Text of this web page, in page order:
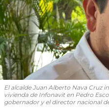
El alcalde Juan Alberto Nava Cruz
vivienda de Infonavit en Pedro
gobernador y el director nacional